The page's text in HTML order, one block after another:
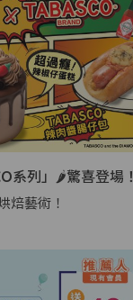
系列」🌶️驚喜登場！
焙藝術！